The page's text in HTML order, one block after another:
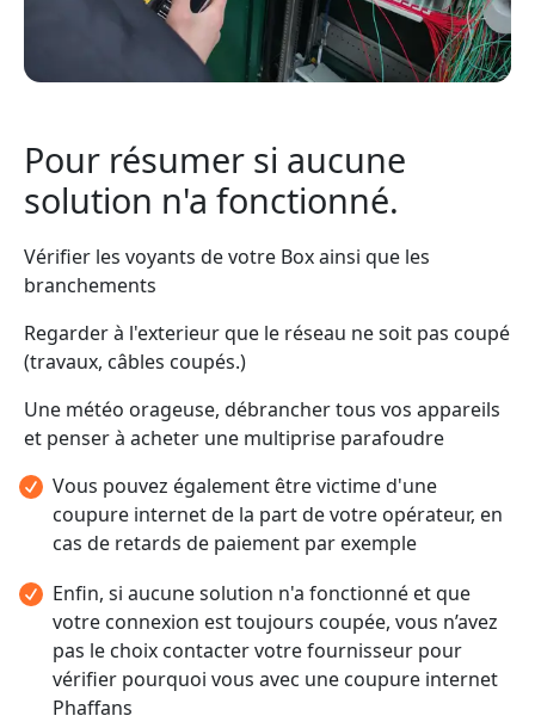
Pour résumer si aucune
solution n'a fonctionné.
Vérifier les voyants de votre Box ainsi que les
branchements
Regarder à l'exterieur que le réseau ne soit pas coupé
(travaux, câbles coupés.)
Une météo orageuse, débrancher tous vos appareils
et penser à acheter une multiprise parafoudre
Vous pouvez également être victime d'une
coupure internet de la part de votre opérateur, en
cas de retards de paiement par exemple
Enfin, si aucune solution n'a fonctionné et que
votre connexion est toujours coupée, vous n’avez
pas le choix contacter votre fournisseur pour
vérifier pourquoi vous avec une coupure internet
Phaffans